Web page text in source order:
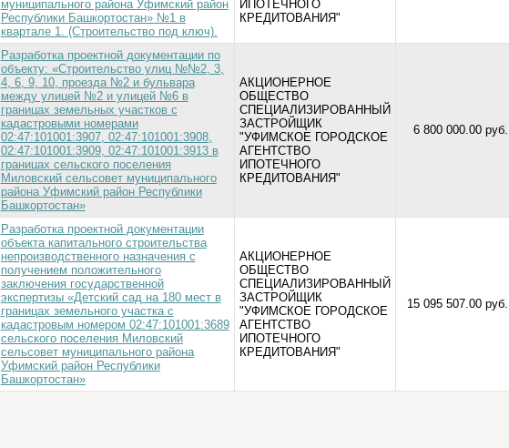
муниципального района Уфимский район
Республики Башкортостан» №1 в
квартале 1. (Строительство под ключ).
ИПОТЕЧНОГО
КРЕДИТОВАНИЯ"
Разработка проектной документации по
объекту: «Строительство улиц №№2, 3,
4, 6, 9, 10, проезда №2 и бульвара
между улицей №2 и улицей №6 в
границах земельных участков с
кадастровыми номерами
02:47:101001:3907, 02:47:101001:3908,
02:47:101001:3909, 02:47:101001:3913 в
границах сельского поселения
Миловский сельсовет муниципального
района Уфимский район Республики
Башкортостан»
АКЦИОНЕРНОЕ
ОБЩЕСТВО
СПЕЦИАЛИЗИРОВАННЫЙ
ЗАСТРОЙЩИК
"УФИМСКОЕ ГОРОДСКОЕ
АГЕНТСТВО
ИПОТЕЧНОГО
КРЕДИТОВАНИЯ"
6 800 000.00 руб.
Разработка проектной документации
объекта капитального строительства
непроизводственного назначения с
получением положительного
заключения государственной
экспертизы «Детский сад на 180 мест в
границах земельного участка с
кадастровым номером 02:47:101001:3689
сельского поселения Миловский
сельсовет муниципального района
Уфимский район Республики
Башкортостан»
АКЦИОНЕРНОЕ
ОБЩЕСТВО
СПЕЦИАЛИЗИРОВАННЫЙ
ЗАСТРОЙЩИК
"УФИМСКОЕ ГОРОДСКОЕ
АГЕНТСТВО
ИПОТЕЧНОГО
КРЕДИТОВАНИЯ"
15 095 507.00 руб.